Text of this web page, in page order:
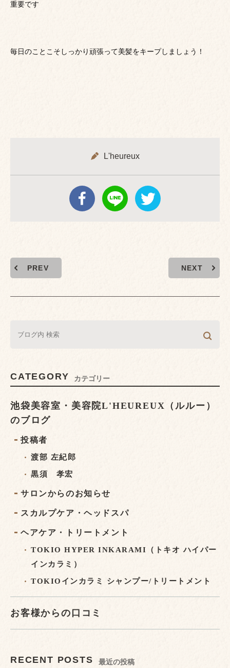
重要です
毎日のことこそしっかり頑張って美髪をキープしましょう！
L'heureux
PREV NEXT
CATEGORY カテゴリー
池袋美容室・美容院L'HEUREUX（ルルー）
のブログ
投稿者
渡部 左紀郎
黒須 孝宏
サロンからのお知らせ
スカルプケア・ヘッドスパ
ヘアケア・トリートメント
TOKIO HYPER INKARAMI（トキオ ハイパー
インカラミ）
TOKIOインカラミ シャンプー/トリートメント
お客様からの口コミ
RECENT POSTS 最近の投稿